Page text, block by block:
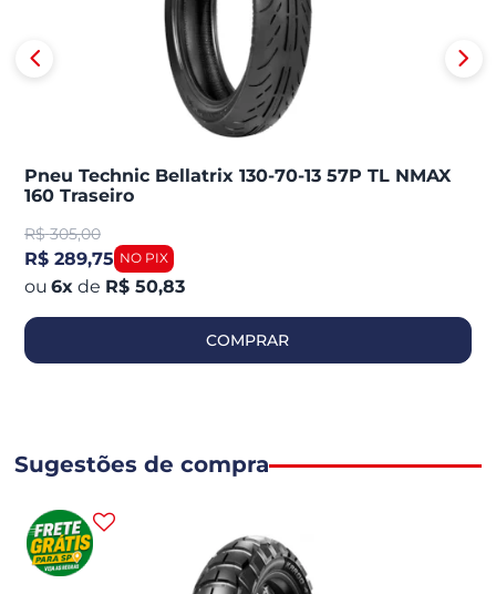
Pneu Technic Bellatrix 130-70-13 57P TL NMAX
160 Traseiro
R$ 305,00
R$ 289,75
6x de R$ 50,83
COMPRAR
Sugestões de compra